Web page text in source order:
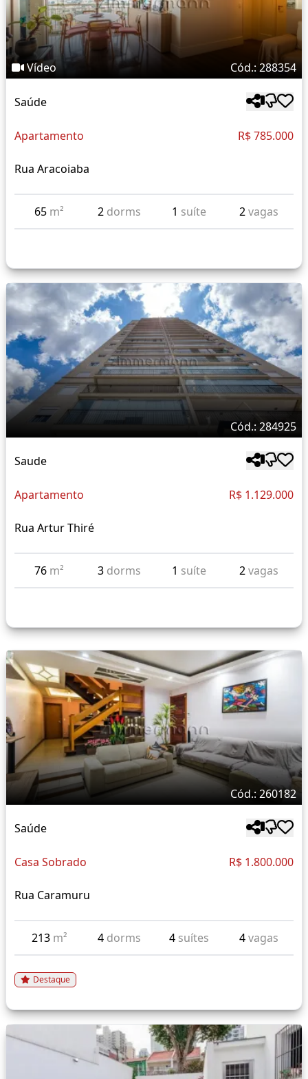
Vídeo Cód.: 288354
Saúde
Apartamento R$ 785.000
Rua Aracoiaba
65 m² 2 dorms 1 suíte 2vagas
Cód.: 284925
Saude
Apartamento R$ 1.129.000
Rua Artur Thiré
76 m² 3 dorms 1 suíte 2vagas
Cód.: 260182
Saúde
Casa Sobrado R$ 1.800.000
Rua Caramuru
213 m² 4 dorms 4 suítes 4vagas
Destaque